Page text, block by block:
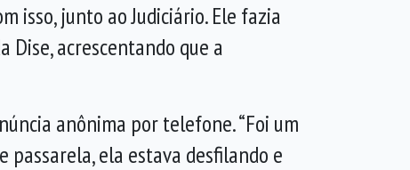
isso, junto ao Judiciário. Ele fazia
Dise, acrescentando que a
anônima por telefone. “Foi um
passarela, ela estava desfilando e